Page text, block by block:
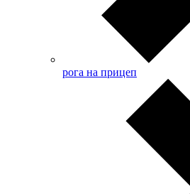
рога на прицеп